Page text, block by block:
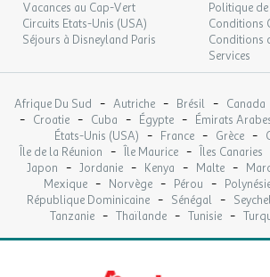
Point fort 1 : Camping animé
Point fort 2 : Cadre naturel
Point fort 3 : Arboretum à échelle
Autres informations
Nombre d'emplacements : 60
Nombre d'hébergement : 23
Services
Divers
Qualité du résau téléphonique :
Vacances au Cap-Vert
Circuits Etats-Unis (USA)
Séjours à Disneyland Paris
Politique
Conditions
Conditions
Services
Afrique Du Sud - Autriche - Brésil - Canada
- Croatie - Cuba - Égypte - Émirats
États-Unis (USA) - France - Grèce -
Île de la Réunion - Île Maurice - Îles Canaries
Japon - Jordanie - Kenya - Malte -
Mexique - Norvège - Pérou -
République Dominicaine - Sénégal -
Tanzanie - Thaïlande - Tunisie -